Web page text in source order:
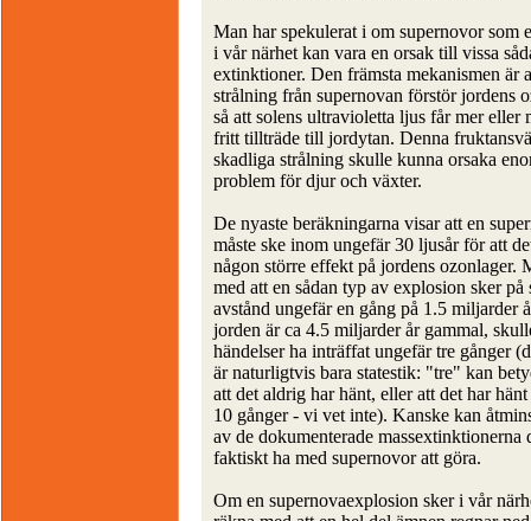
Man har spekulerat i om supernovor som
i vår närhet kan vara en orsak till vissa
extinktioner. Den främsta mekanismen är
strålning från supernovan förstör jordens
så att solens ultravioletta ljus får mer eller
fritt tillträde till jordytan. Denna
skadliga strålning skulle kunna orsaka
problem för djur och växter.
De nyaste beräkningarna visar att en
måste ske inom ungefär 30 ljusår för att
någon större effekt på jordens ozonlager.
med att en sådan typ av explosion sker på
avstånd ungefär en gång på 1.5 miljarder
jorden är ca 4.5 miljarder år gammal,
händelser ha inträffat ungefär tre gånger
är naturligtvis bara statestik: "tre" kan
att det aldrig har hänt, eller att det har hänt
10 gånger - vi vet inte). Kanske kan
av de dokumenterade massextinktionerna
faktiskt ha med supernovor att göra.
Om en supernovaexplosion sker i vår